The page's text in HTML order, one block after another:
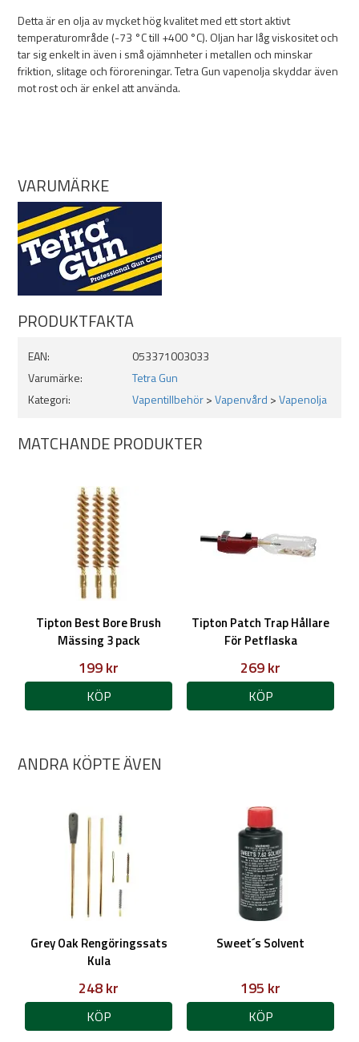
Detta är en olja av mycket hög kvalitet med ett stort aktivt
temperaturområde (-73 °C till +400 °C). Oljan har låg viskositet och
tar sig enkelt in även i små ojämnheter i metallen och minskar
friktion, slitage och föroreningar. Tetra Gun vapenolja skyddar även
mot rost och är enkel att använda.
VARUMÄRKE
PRODUKTFAKTA
EAN:
053371003033
Varumärke:
Tetra Gun
Kategori:
Vapentillbehör>Vapenvård >Vapenolja
MATCHANDE PRODUKTER
Tipton Best Bore Brush
Mässing 3 pack
199 kr
KÖP
Tipton Patch Trap Hållare
För Petflaska
269 kr
KÖP
ANDRA KÖPTE ÄVEN
Grey Oak Rengöringssats
Kula
248 kr
KÖP
Sweet´s Solvent
195 kr
KÖP